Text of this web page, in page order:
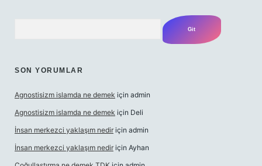
SON YORUMLAR
Agnostisizm islamda ne demek için admin
Agnostisizm islamda ne demek için Deli
İnsan merkezci yaklaşım nedir için admin
İnsan merkezci yaklaşım nedir için Ayhan